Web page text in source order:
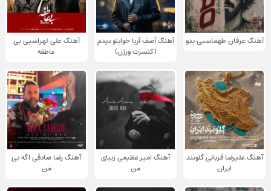
آهنگ عرفان طهماسبی بدو
آهنگ آصف آریا خوابتو دیدم
(کنسرت ورژن)
آهنگ علی لهراسبی بی
عاطفه
آهنگ علیرضا قربانی گلوبند
ایران
آهنگ امیر عظیمی زیبای
من
آهنگ رضا صادقی اگه بی
من